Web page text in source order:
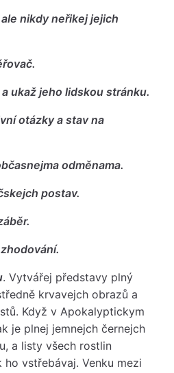
nikdy neřikej jejich
ukaž jeho lidskou stránku.
otázky a stav na
odměnama.
postav.
. Vytvářej představy plný
krvavejch obrazů a
Když v Apokalyptickym
je plnej jemnejch černejch
a listy všech rostlin
ho vstřebávaj. Venku mezi